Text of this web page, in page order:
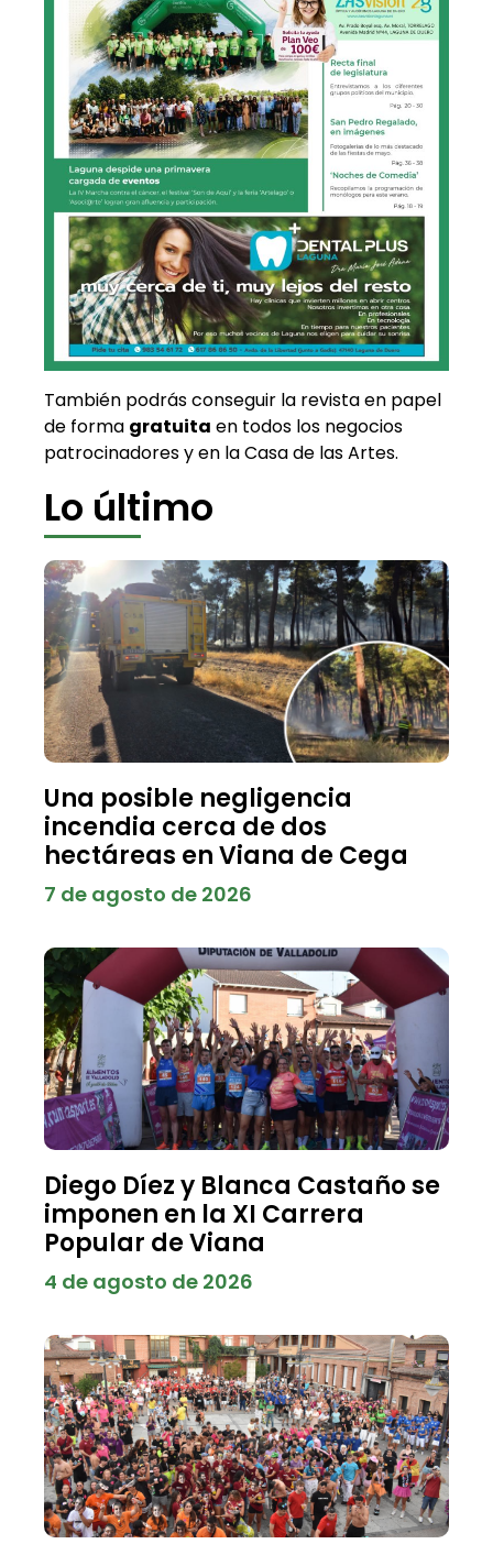
También podrás conseguir la revista en papel
de forma gratuita en todos los negocios
patrocinadores y en la Casa de las Artes.
Lo último
Una posible negligencia
incendia cerca de dos
hectáreas en Viana de Cega
7 de agosto de 2026
Diego Díez y Blanca Castaño se
imponen en la XI Carrera
Popular de Viana
4 de agosto de 2026